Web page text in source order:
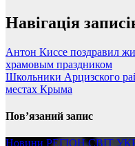
Навігація
Антон Киссе поздравил
храмовым праздником
Школьники Арцизского
местах Крыма
Пов’язаний запис
Новини РЕГІОНСВІТ